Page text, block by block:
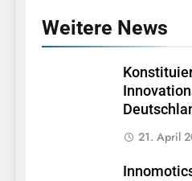
Weitere News
21. April